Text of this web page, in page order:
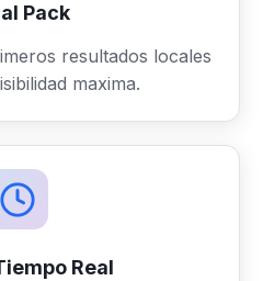
Pack
resultados locales
maxima.
Real